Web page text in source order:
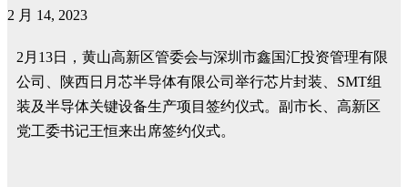
2 月 14, 2023
2月13日，黄山高新区管委会与深圳市鑫国汇投资管理有限
公司、陕西日月芯半导体有限公司举行芯片封装、SMT组
装及半导体关键设备生产项目签约仪式。副市长、高新区
党工委书记王恒来出席签约仪式。